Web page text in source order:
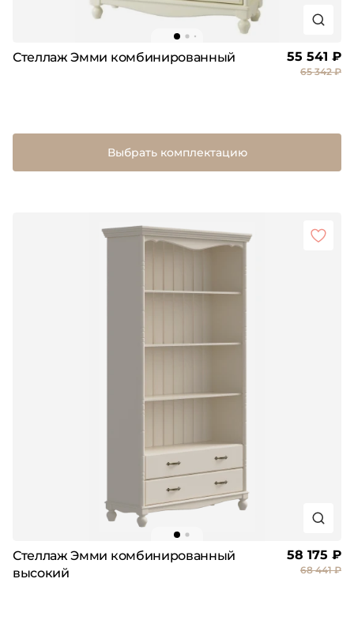
Стеллаж Эмми комбинированный 55 541 ₽
65 342 ₽
Выбрать комплектацию
Стеллаж Эмми комбинированный
высокий
58 175 ₽
68 441 ₽